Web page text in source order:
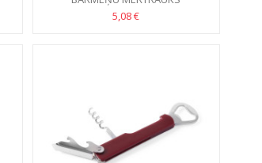
5,08 €